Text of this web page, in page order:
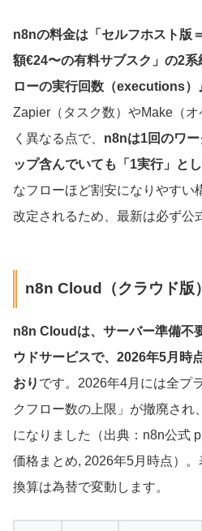
n8nの料金は「セルフホスト版
額€24〜の有料サブスク」の2
ローの実行回数（executions）
Zapier（タスク数）やMake（
く異なる点で、 n8nは1回のワ
ップ含んでいても「1実行」と
なフローほど割安になりやすい
改定されるため、最新は必ず公
n8n Cloud（クラウド版
n8n Cloudは、サーバー準備不
ウドサービスで、2026年5月時
おり です。2026年4月には全プ
クフロー数の上限」が撤廃され
になりました（出典：n8n公式
価格まとめ, 2026年5月時点）
換算は為替で変動します。